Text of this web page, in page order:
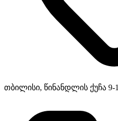
თბილისი, წინანდლის ქუჩა 9-1